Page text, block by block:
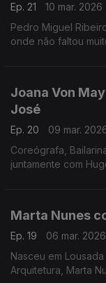
Ep. 21
10 mar. 2026
Pedro Miguel
onde não faltou
Joana Von
José
Ep. 20
09 mar.
Coreógrafa,
juntamente com
Marta Nunes
Ep. 19
06 mar. 2026
Nasceu em
Arquitetura, Marta